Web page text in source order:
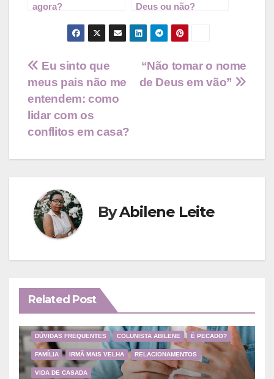
agora?
Deus ou não?
Navegação
de
Post
“Não tomar o nome
de Deus em vão”
Eu sinto que
meus pais não me
entendem: como
lidar com os
conflitos em casa?
ByAbilene Leite
Related Post
DÚVIDAS FREQUENTES COLUNISTA ABILENE É PECADO?
FAMÍLIA IRMÃ MAIS VELHA RELACIONAMENTOS
VIDA DE CASADA